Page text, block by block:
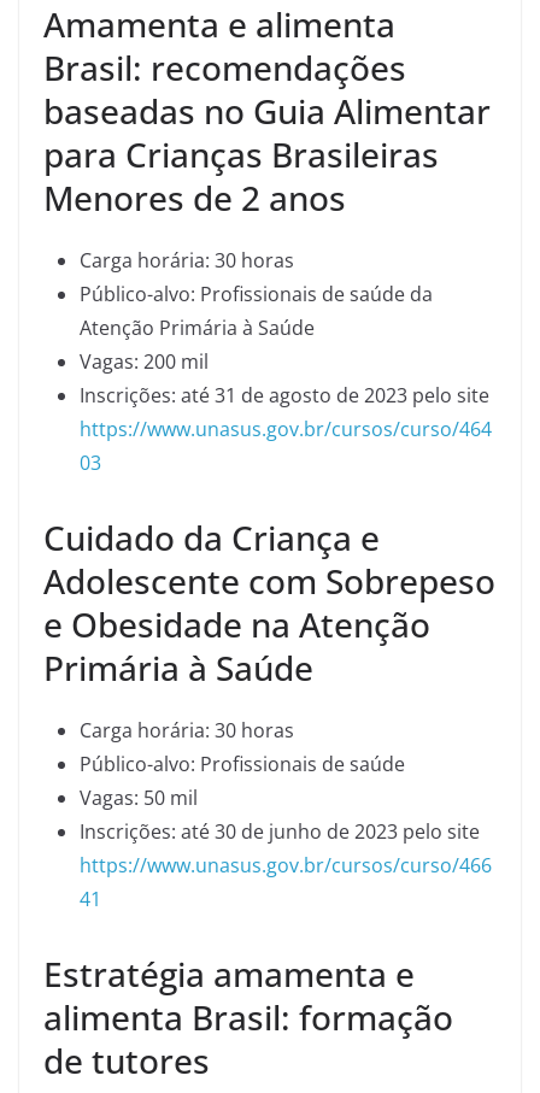
Amamenta e alimenta
Brasil: recomendações
baseadas no Guia Alimentar
para Crianças Brasileiras
Menores de 2 anos
Carga horária: 30 horas
Público-alvo: Profissionais de saúde da
Atenção Primária à Saúde
Vagas: 200 mil
Inscrições: até 31 de agosto de 2023 pelo site
https://www.unasus.gov.br/cursos/curso/464
03
Cuidado da Criança e
Adolescente com Sobrepeso
e Obesidade na Atenção
Primária à Saúde
Carga horária: 30 horas
Público-alvo: Profissionais de saúde
Vagas: 50 mil
Inscrições: até 30 de junho de 2023 pelo site
https://www.unasus.gov.br/cursos/curso/466
41
Estratégia amamenta e
alimenta Brasil: formação
de tutores